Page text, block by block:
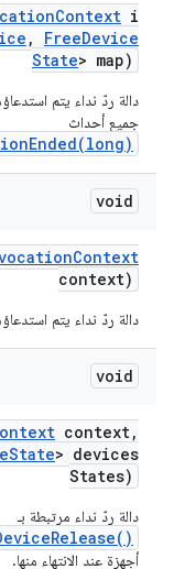
Context i
, FreeDevice
State> map)
دالة ردّ نداء يتم
جميع أحداث
void
Context
context)
دالة ردّ نداء يتم
void
context,
State> devices
States)
دالة ردّ نداء مرتبطة بـ
أجهزة عند الانتهاء منها.